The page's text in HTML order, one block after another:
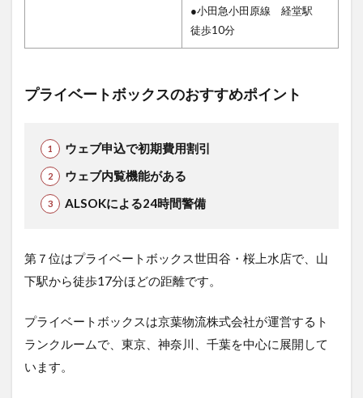
●小田急小田原線 経堂駅
徒歩10分
プライベートボックスのおすすめポイント
ウェブ申込で初期費用割引
ウェブ内覧機能がある
ALSOKによる24時間警備
第７位はプライベートボックス世田谷・桜上水店で、山
下駅から徒歩17分ほどの距離です。
プライベートボックスは京葉物流株式会社が運営するト
ランクルームで、東京、神奈川、千葉を中心に展開して
います。